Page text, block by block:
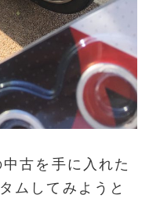
古を手に入れた
ムしてみようと